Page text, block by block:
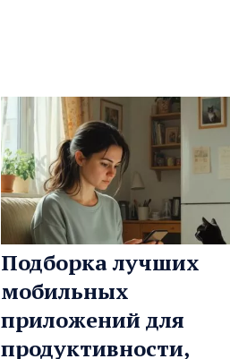
Подборка лучших
мобильных
приложений для
продуктивности,